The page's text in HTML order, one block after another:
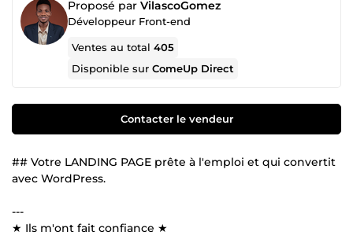
Proposé par VilascoGomez
Développeur Front-end
Ventes au total405
Disponible surComeUp Direct
Contacter le vendeur
## Votre LANDING PAGE prête à l'emploi et qui convertit
avec WordPress.
---
★ Ils m'ont fait confiance ★